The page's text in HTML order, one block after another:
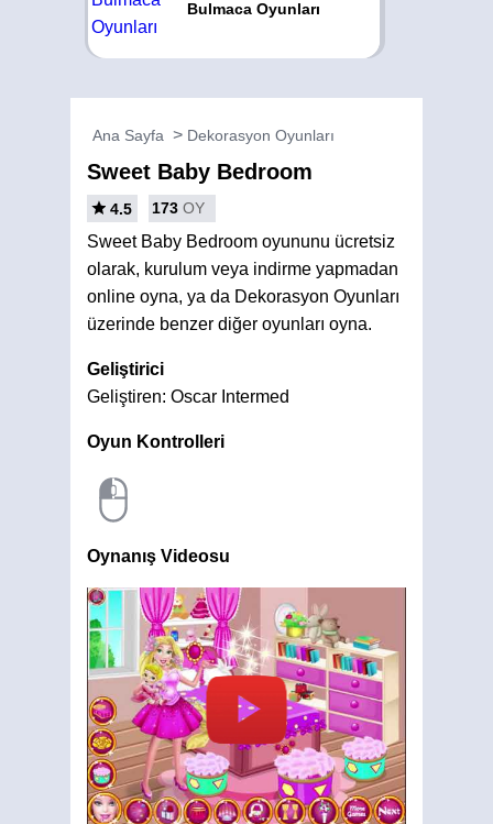
Bulmaca Oyunları
Ana Sayfa Dekorasyon Oyunları
Sweet Baby Bedroom
4.5 173 OY
Sweet Baby Bedroom oyununu ücretsiz
olarak, kurulum veya indirme yapmadan
online oyna, ya da Dekorasyon Oyunları
üzerinde benzer diğer oyunları oyna.
Geliştirici
Geliştiren: Oscar Intermed
Oyun Kontrolleri
Oynanış Videosu